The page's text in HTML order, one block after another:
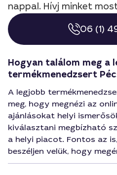
nappal. Hívj minket
06 (1)
Hogyan találom meg a
termékmenedzsert
A legjobb
meg, hogy megnézi az
ajánlásokat helyi
kiválasztani megbízható
a helyi piacot. Fontos az
beszéljen velük, hogy